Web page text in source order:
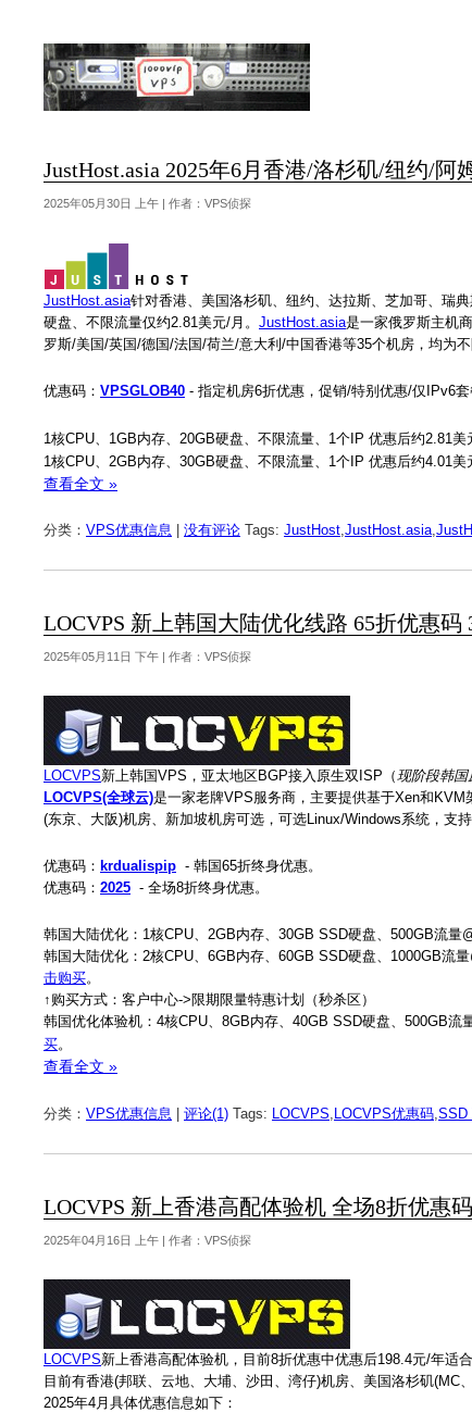
JustHost.asia 2025年6月香港/洛杉矶/纽约/
2025年05月30日 上午 | 作者：VPS侦探
JustHost.asia针对香港、美国洛杉矶、纽约、达拉斯、芝加哥、瑞
硬盘、不限流量仅约2.81美元/月。 JustHost.asia是一家俄罗斯主机
罗斯/美国/英国/德国/法国/荷兰/意大利/中国香港等35个机房，均为
优惠码： VPSGLOB40 - 指定机房6折优惠，促销/特别优惠/仅IPv6套
1核CPU、1GB内存、20GB硬盘、不限流量、1个IP 优惠后约2.81美
1核CPU、2GB内存、30GB硬盘、不限流量、1个IP 优惠后约4.01美
查看全文 »
分类： VPS优惠信息 没有评论 Tags: JustHost JustHost.asia
LOCVPS 新上韩国大陆优化线路 65折优惠码
2025年05月11日 下午 | 作者：VPS侦探
LOCVPS新上韩国VPS，亚太地区BGP接入原生双ISP（现阶段韩
LOCVPS(全球云)是一家老牌VPS服务商，主要提供基于Xen和
(东京、大阪)机房、新加坡机房可选，可选Linux/Windows系统，支
优惠码： krdualispip - 韩国65折终身优惠。
优惠码： 2025 - 全场8折终身优惠。
韩国大陆优化：1核CPU、2GB内存、30GB SSD硬盘、500GB流
韩国大陆优化：2核CPU、6GB内存、60GB SSD硬盘、1000GB流
击购买。
↑购买方式：客户中心->限期限量特惠计划（秒杀区）
韩国优化体验机：4核CPU、8GB内存、40GB SSD硬盘、500GB流
买。
查看全文 »
分类： VPS优惠信息 评论(1) Tags: LOCVPS LOCVPS优惠码 SSD
LOCVPS 新上香港高配体验机 全场8折优惠
2025年04月16日 上午 | 作者：VPS侦探
LOCVPS新上香港高配体验机，目前8折优惠中优惠后198.4元/年适合
目前有香港(邦联、云地、大埔、沙田、湾仔)机房、美国洛杉矶(MC
2025年4月具体优惠信息如下：